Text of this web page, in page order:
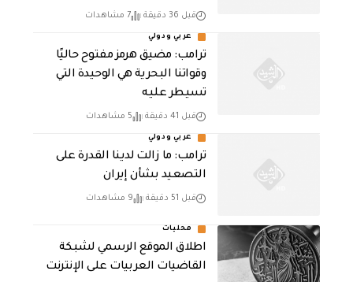
قبل 36 دقيقة 7 مشاهدات
عربي ودولي
ترامب: مضيق هرمز مفتوح حاليًا
وقواتنا البحرية هي الوحيدة التي
تسيطر عليه
قبل 41 دقيقة 5 مشاهدات
عربي ودولي
ترامب: ما زالت لدينا القدرة على
التصعيد بشأن إيران
قبل 51 دقيقة 9 مشاهدات
محليات
اطلاق الموقع الرسمي لشبكة
القاضيات العربيات على الإنترنت